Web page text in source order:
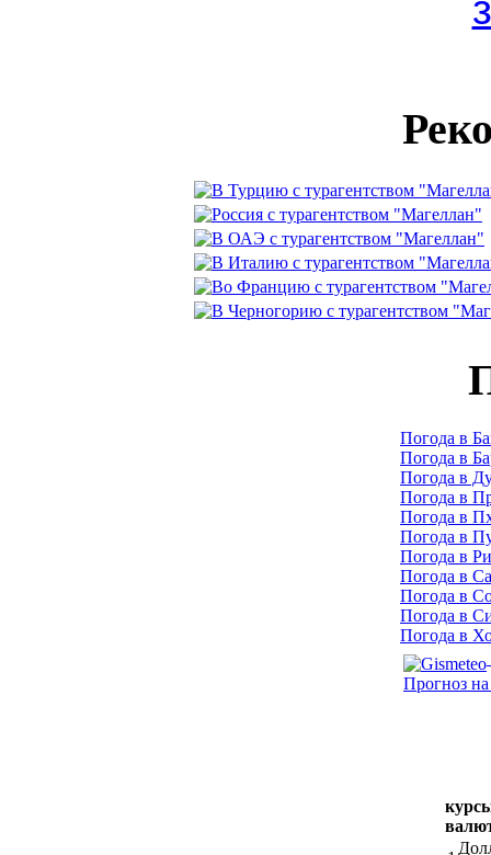
Погода в
Погода в
Погода в
Погода в
Погода в
Погода в
Погода в
Погода в
Погода в
Погода в
Погода в
Прогноз